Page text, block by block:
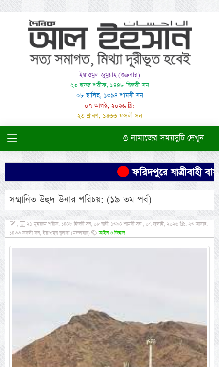
ইয়াওমুল জুমুয়াহ (শুক্রবার)
২৩ ছফর শরীফ, ১৪৪৮ হিজরী সন
০৮ ছালিছ, ১৩৯৪ শামসী সন
০৭ আগস্ট, ২০২৬ খ্রি:
২৩ শ্রাবণ, ১৪৩৩ ফসলী সন
নামাজের সময়সুচি দেখুন
ফরিদপুরে যাত্রীবাহী বাস
সম্মানিত উহুদ উনার পরিচয়: (১৯ তম পর্ব)
,
২১ মুহররম শরীফ, ১৪৪৮ হিজরী সন, ০৮ ছানী, ১৩৯৪ শামসী সন , ০৭ জুলাই, ২০২৬ খ্রি:, ২৩ আষাঢ়,
১৪৩৩ ফসলী সন, ইয়াওমুছ ছুলাছা (মঙ্গলবার)
আইন ও জিহাদ